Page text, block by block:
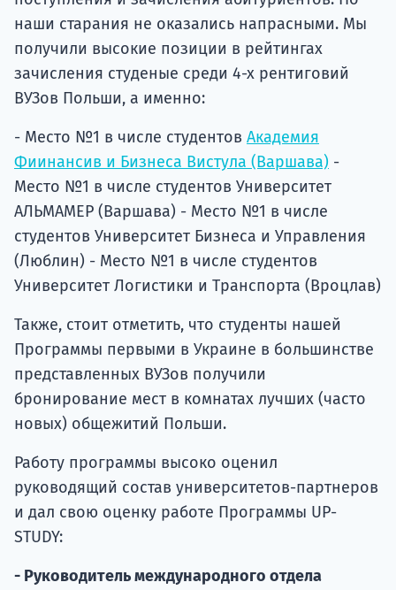
наши старания не оказались напрасными. Мы
получили высокие позиции в рейтингах
зачисления студеные среди 4-х рентиговий
ВУЗов Польши, а именно:
- Место №1 в числе студентов Академия
Фиинансив и Бизнеса Вистула (Варшава) -
Место №1 в числе студентов Университет
АЛЬМАМЕР (Варшава) - Место №1 в числе
студентов Университет Бизнеса и Управления
(Люблин) - Место №1 в числе студентов
Университет Логистики и Транспорта (Вроцлав)
Также, стоит отметить, что студенты нашей
Программы первыми в Украине в большинстве
представленных ВУЗов получили
бронирование мест в комнатах лучших (часто
новых) общежитий Польши.
Работу программы высоко оценил
руководящий состав университетов-партнеров
и дал свою оценку работе Программы UP-
STUDY:
- Руководитель международного отдела